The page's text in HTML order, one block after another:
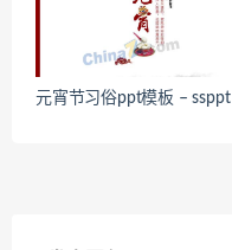
元宵节习俗ppt模板 – ssppt